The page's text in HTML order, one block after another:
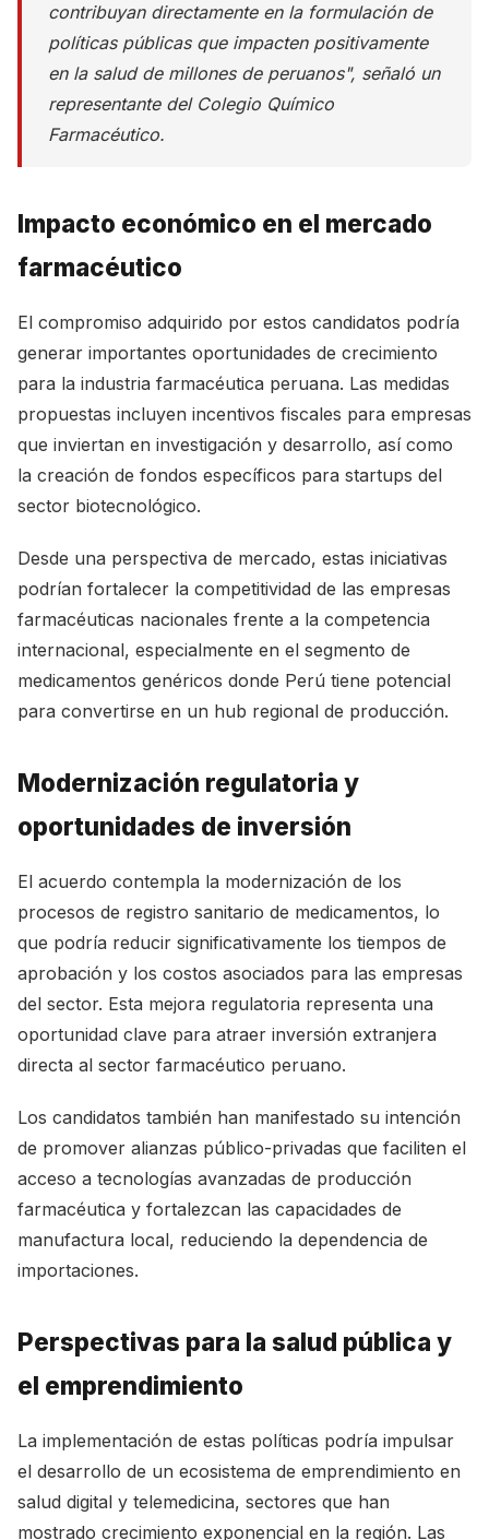
contribuyan directamente en la formulación de
políticas públicas que impacten positivamente
en la salud de millones de peruanos", señaló un
representante del Colegio Químico
Farmacéutico.
Impacto económico en el mercado
farmacéutico
El compromiso adquirido por estos candidatos podría
generar importantes oportunidades de crecimiento
para la industria farmacéutica peruana. Las medidas
propuestas incluyen incentivos fiscales para empresas
que inviertan en investigación y desarrollo, así como
la creación de fondos específicos para startups del
sector biotecnológico.
Desde una perspectiva de mercado, estas iniciativas
podrían fortalecer la competitividad de las empresas
farmacéuticas nacionales frente a la competencia
internacional, especialmente en el segmento de
medicamentos genéricos donde Perú tiene potencial
para convertirse en un hub regional de producción.
Modernización regulatoria y
oportunidades de inversión
El acuerdo contempla la modernización de los
procesos de registro sanitario de medicamentos, lo
que podría reducir significativamente los tiempos de
aprobación y los costos asociados para las empresas
del sector. Esta mejora regulatoria representa una
oportunidad clave para atraer inversión extranjera
directa al sector farmacéutico peruano.
Los candidatos también han manifestado su intención
de promover alianzas público-privadas que faciliten el
acceso a tecnologías avanzadas de producción
farmacéutica y fortalezcan las capacidades de
manufactura local, reduciendo la dependencia de
importaciones.
Perspectivas para la salud pública y
el emprendimiento
La implementación de estas políticas podría impulsar
el desarrollo de un ecosistema de emprendimiento en
salud digital y telemedicina, sectores que han
mostrado crecimiento exponencial en la región. Las